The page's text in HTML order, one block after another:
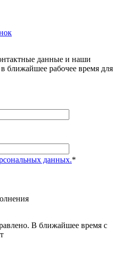
данные и наши
ближайшее рабочее время для
данных.*
В ближайшее время с